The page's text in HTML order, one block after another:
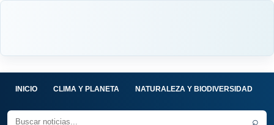
INICIO CLIMA Y PLANETA NATURALEZA Y BIODIVERSIDAD
⌕